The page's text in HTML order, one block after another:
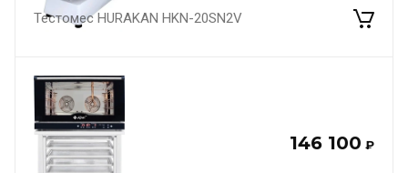
Тестомес HURAKAN HKN-20SN2V
146 100 ₽